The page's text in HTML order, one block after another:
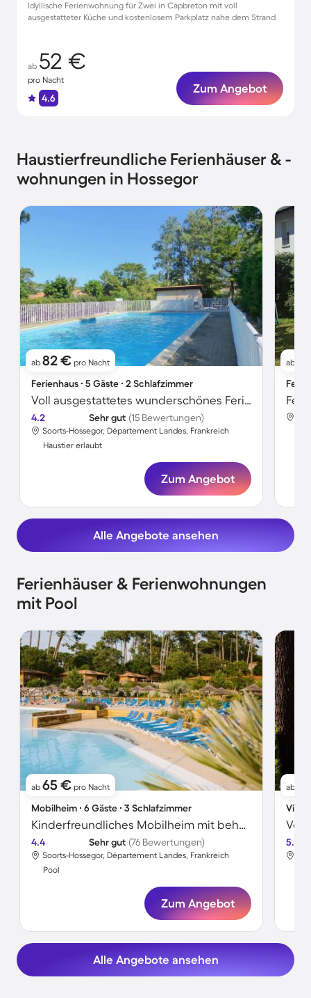
Idyllische Ferienwohnung für Zwei in Capbreton mit voll
ausgestatteter Küche und kostenlosem Parkplatz nahe dem Strand
ab 52 €
pro Nacht
4.6
Zum Angebot
Haustierfreundliche Ferienhäuser & -
wohnungen in Hossegor
ab 82 € pro Nacht
Ferienhaus ∙ 5 Gäste ∙ 2 Schlafzimmer
Voll ausgestattetes wunderschönes Ferienhaus mit Garten, Terrasse und privatem Pool | Hunde erlaubt
4.2 Sehr gut (15 Bewertungen)
Soorts-Hossegor, Département Landes, Frankreich
Haustier erlaubt
Zum Angebot
ab
Alle Angebote ansehen
Ferienhäuser & Ferienwohnungen
mit Pool
ab 65 € pro Nacht
Mobilheim ∙ 6 Gäste ∙ 3 Schlafzimmer
Kinderfreundliches Mobilheim mit beheiztem Pool und Terrasse
4.4 Sehr gut (76 Bewertungen)
Soorts-Hossegor, Département Landes, Frankreich
Pool
Zum Angebot
ab
Villa
5.0
Alle Angebote ansehen